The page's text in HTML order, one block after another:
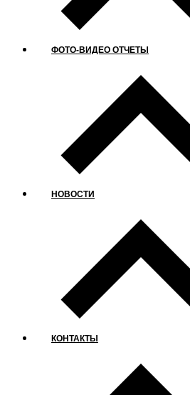
ФОТО-ВИДЕО ОТЧЕТЫ
НОВОСТИ
КОНТАКТЫ